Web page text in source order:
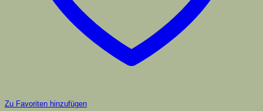
Zu Favoriten hinzufügen